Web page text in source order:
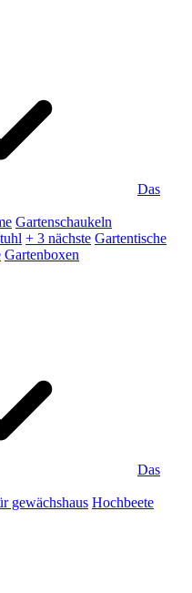
Das
Gartenschaukeln
+ 3 nächste Gartentische
Gartenboxen
Das
gewächshaus Hochbeete